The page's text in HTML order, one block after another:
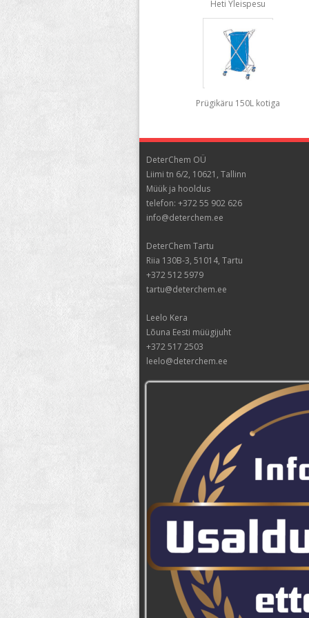
Heti Yleispesu
Prügikäru 150L kotiga
DeterChem OÜ
Liimi tn 6/2, 10621, Tallinn
Müük ja hooldus
telefon: +372 55 902 626
info@deterchem.ee
DeterChem Tartu
Riia 130B-3, 51014, Tartu
+372 512 5979
tartu@deterchem.ee
Leelo Kera
Lõuna Eesti müügijuht
+372 517 2503
leelo@deterchem.ee